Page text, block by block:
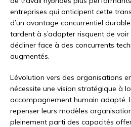
entreprises qui anticipent cette
d’un avantage concurrentiel
tardent à s’adapter risquent de
décliner face à des concurrents
augmentés.
L’évolution vers des organisations
nécessite une vision stratégique à
accompagnement humain adapté.
repenser leurs modèles
pleinement parti des capacités